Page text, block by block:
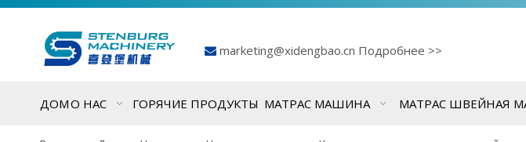
 marketing@xidengbao.cn Подробнее >>
ДОМО НАС ГОРЯЧИЕ ПРОДУКТЫ МАТРАС МАШИНА МАТРАС ШВЕЙНАЯ